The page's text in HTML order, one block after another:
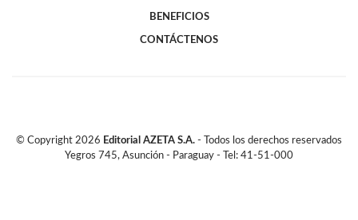
BENEFICIOS
CONTÁCTENOS
© Copyright 2026 Editorial AZETA S.A. - Todos los derechos reservados
Yegros 745, Asunción - Paraguay - Tel: 41-51-000